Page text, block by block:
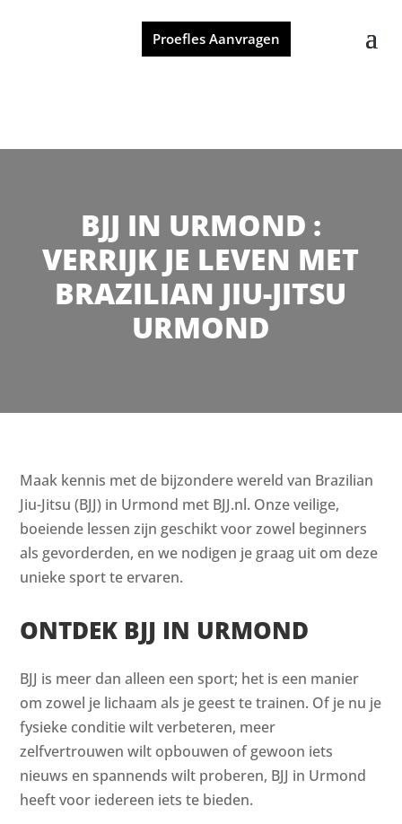
Proefles Aanvragen
BJJ IN URMOND :
VERRIJK JE LEVEN MET
BRAZILIAN JIU-JITSU
URMOND
Maak kennis met de bijzondere wereld van Brazilian
Jiu-Jitsu (BJJ) in Urmond met BJJ.nl. Onze veilige,
boeiende lessen zijn geschikt voor zowel beginners
als gevorderden, en we nodigen je graag uit om deze
unieke sport te ervaren.
ONTDEK BJJ IN URMOND
BJJ is meer dan alleen een sport; het is een manier
om zowel je lichaam als je geest te trainen. Of je nu je
fysieke conditie wilt verbeteren, meer
zelfvertrouwen wilt opbouwen of gewoon iets
nieuws en spannends wilt proberen, BJJ in Urmond
heeft voor iedereen iets te bieden.